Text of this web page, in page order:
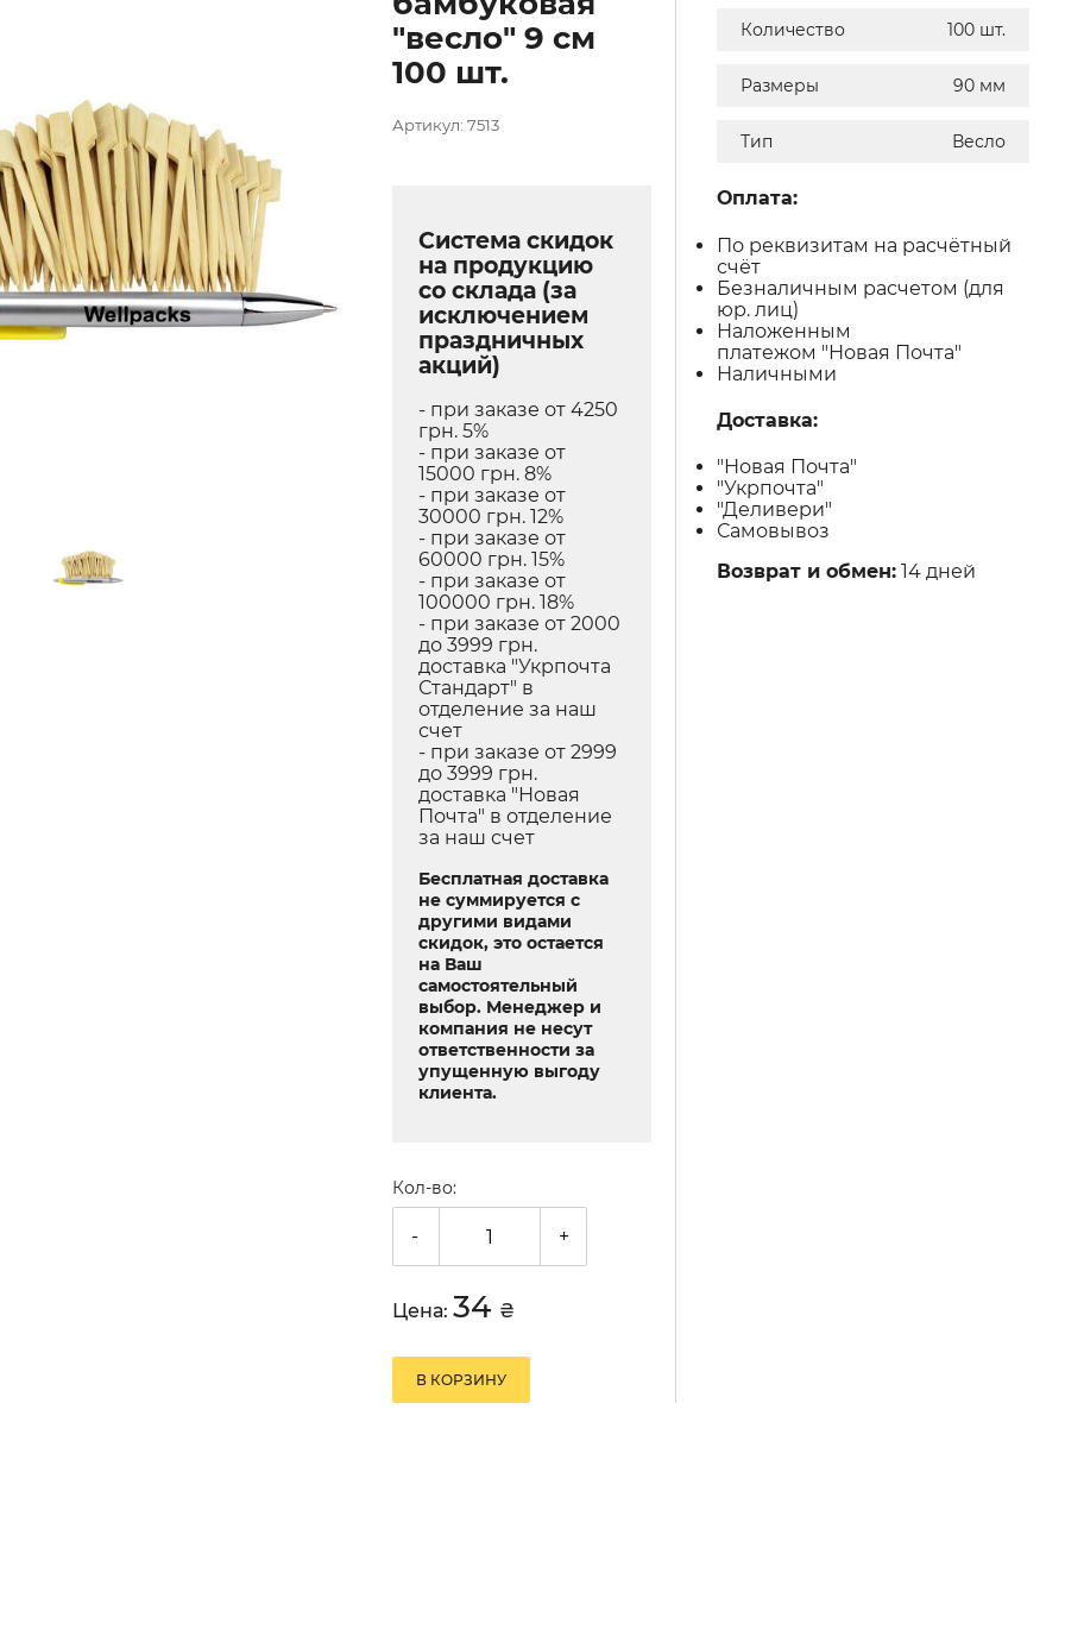
"весло" 9 см
100 шт.
Артикул: 7513
Система скидок
на продукцию
со склада (за
исключением
праздничных
акций)
- при заказе от 4250
грн. 5%
- при заказе от
15000 грн. 8%
- при заказе от
30000 грн. 12%
- при заказе от
60000 грн. 15%
- при заказе от
100000 грн. 18%
- при заказе от 2000
до 3999 грн.
доставка "Укрпочта
Стандарт" в
отделение за наш
счет
- при заказе от 2999
до 3999 грн.
доставка "Новая
Почта" в отделение
за наш счет
Бесплатная доставка
не суммируется с
другими видами
скидок, это остается
на Ваш
самостоятельный
выбор. Менеджер и
компания не несут
ответственности за
упущенную выгоду
клиента.
Кол-во:
- +
Цена: 34 ₴
В КОРЗИНУ
Количество 100 шт.
Размеры 90 мм
Тип Весло
Оплата:
По реквизитам на расчётный
счёт
Безналичным расчетом (для
юр. лиц)
Наложенным
платежом "Новая Почта"
Наличными
Доставка:
"Новая Почта"
"Укрпочта"
"Деливери"
Самовывоз
Возврат и обмен: 14 дней